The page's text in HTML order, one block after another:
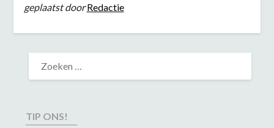
geplaatst door Redactie
TIP ONS!